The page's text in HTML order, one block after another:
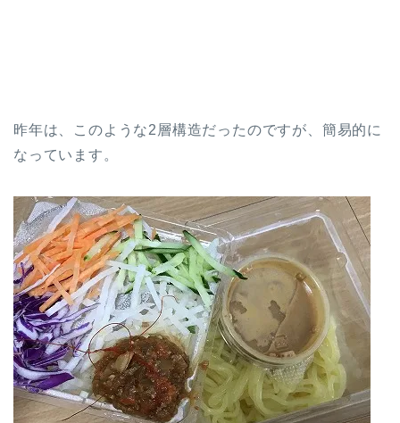
昨年は、このような2層構造だったのですが、簡易的に
なっています。